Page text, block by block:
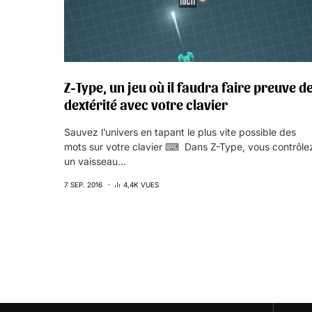
Z-Type, un jeu où il faudra faire preuve
dextérité avec votre clavier
Sauvez l’univers en tapant le plus vite possible des
mots sur votre clavier ⌨ Dans Z-Type, vous
un vaisseau…
7 SEP. 2016 4,4K VUES